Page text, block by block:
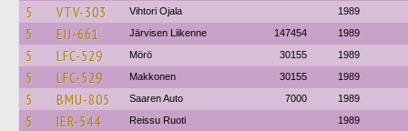
5 VTV-303 Vihtori Ojala 1989
5 EIJ-661 Järvisen Liikenne 147454 1989
5 LFC-529 Mörö 30155 1989
5 LFC-529 Makkonen 30155 1989
5 BMU-805 Saaren Auto 7000 1989
5 IER-544 Reissu Ruoti 1989